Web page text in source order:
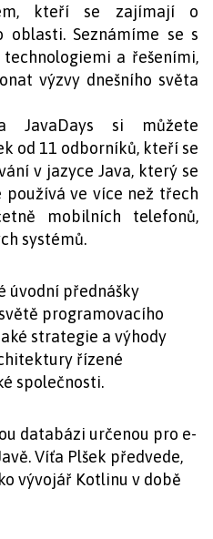
kteří se zajímají o
Seznámíme se s
a řešeními,
výzvy dnešního světa
JavaDays si můžete
od 11 odborníků, kteří se
v jazyce Java, který se
používá ve více než třech
mobilních telefonů,
systémů.
úvodní přednášky
programovacího
strategie a výhody
řízené
společnosti.
databázi určenou pro e-
Víťa Plšek předvede,
vývojář Kotlinu v době